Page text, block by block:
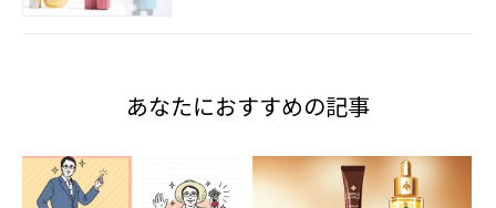
あなたにおすすめの記事